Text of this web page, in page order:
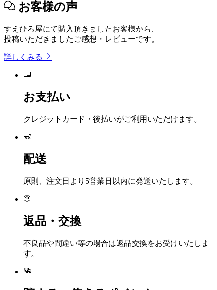
お客様の声
すえひろ屋にて購入頂きましたお客様から、
投稿いただきましたご感想・レビューです。
詳しくみる
お支払い
クレジットカード・後払いがご利用いただけます。
配送
原則、注文日より5営業日以内に発送いたします。
返品・交換
不良品や間違い等の場合は返品交換をお受けいたしま
す。